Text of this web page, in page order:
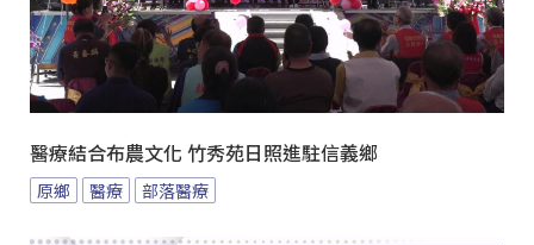
醫療結合布農文化 竹秀苑日照進駐信義鄉
原鄉 醫療 部落醫療